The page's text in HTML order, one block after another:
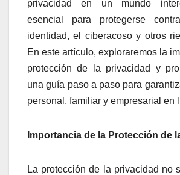
privacidad en un mundo
esencial para protegerse
identidad, el ciberacoso y otros
En este artículo, exploraremos la
protección de la privacidad y
una guía paso a paso para
personal, familiar y empresarial en
Importancia de la Protección de
La protección de la privacidad no